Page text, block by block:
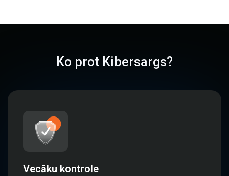
Ko prot Kibersargs?
Vecāku kontrole